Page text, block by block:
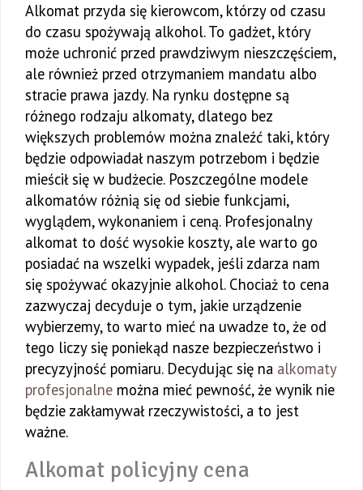
Alkomat przyda się kierowcom, którzy od czasu
do czasu spożywają alkohol. To gadżet, który
może uchronić przed prawdziwym nieszczęściem,
ale również przed otrzymaniem mandatu albo
stracie prawa jazdy. Na rynku dostępne są
różnego rodzaju alkomaty, dlatego bez
większych problemów można znaleźć taki, który
będzie odpowiadał naszym potrzebom i będzie
mieścił się w budżecie. Poszczególne modele
alkomatów różnią się od siebie funkcjami,
wyglądem, wykonaniem i ceną. Profesjonalny
alkomat to dość wysokie koszty, ale warto go
posiadać na wszelki wypadek, jeśli zdarza nam
się spożywać okazyjnie alkohol. Chociaż to cena
zazwyczaj decyduje o tym, jakie urządzenie
wybierzemy, to warto mieć na uwadze to, że od
tego liczy się poniekąd nasze bezpieczeństwo i
precyzyjność pomiaru. Decydując się na alkomaty
profesjonalne można mieć pewność, że wynik nie
będzie zakłamywał rzeczywistości, a to jest
ważne.
Alkomat policyjny cena